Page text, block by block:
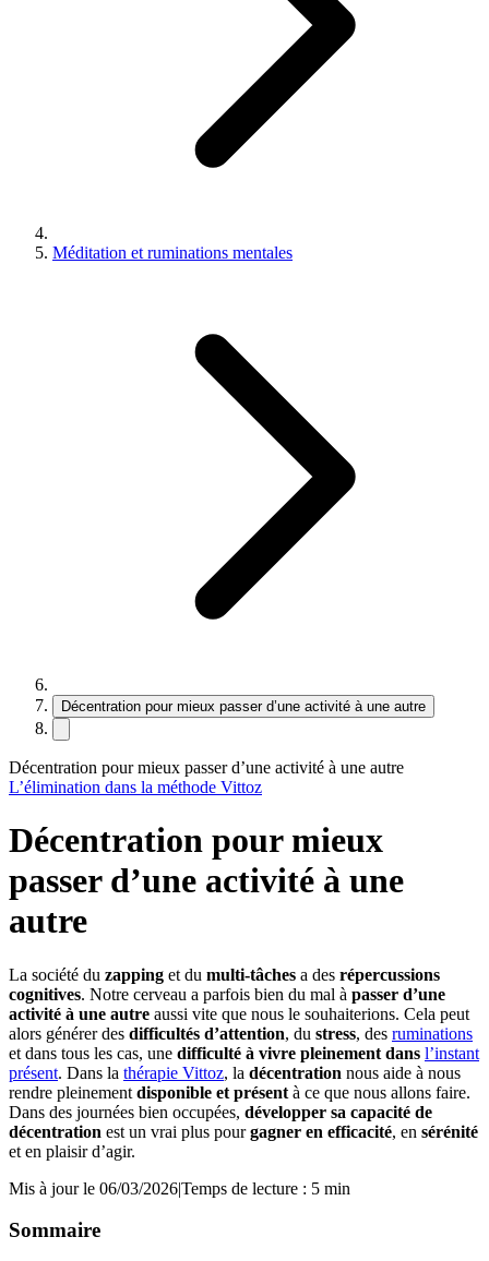
Méditation et ruminations mentales
Décentration pour mieux passer d’une activité à une autre
Décentration pour mieux passer d’une activité à une autre
L’élimination dans la méthode Vittoz
Décentration pour mieux
passer d’une activité à une
autre
La société du zapping et du multi-tâches a des répercussions
cognitives. Notre cerveau a parfois bien du mal à passer d’une
activité à une autre aussi vite que nous le souhaiterions. Cela peut
alors générer des difficultés d’attention, du stress, des ruminations
et dans tous les cas, une difficulté à vivre pleinement dans l’instant
présent. Dans la thérapie Vittoz, la décentration nous aide à nous
rendre pleinement disponible et présent à ce que nous allons faire.
Dans des journées bien occupées, développer sa capacité de
décentration est un vrai plus pourgagner en efficacité, en sérénité
et en plaisir d’agir.
Mis à jour le 06/03/2026|Temps de lecture : 5 min
Sommaire